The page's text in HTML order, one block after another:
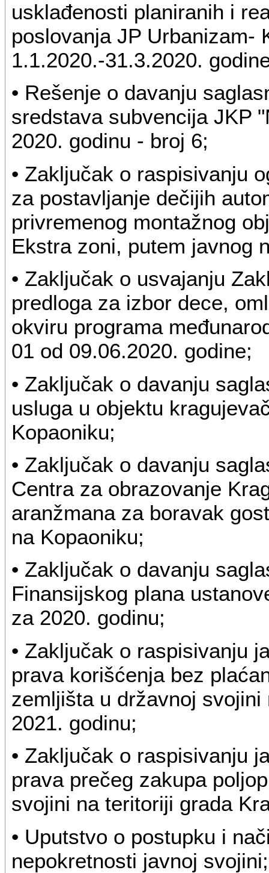
usklađenosti planiranih i
poslovanja JP Urbanizam-
1.1.2020.-31.3.2020.
• Rešenje o davanju
sredstava subvencija JKP
2020. godinu - broj 6;
• Zaključak o raspisivanju
za postavljanje dečijih
privremenog montažnog
Ekstra zoni, putem javnog
• Zaključak o usvajanju
predloga za izbor dece,
okviru programa
01 od 09.06.2020. godine;
• Zaključak o davanju
usluga u objektu
Kopaoniku;
• Zaključak o davanju
Centra za obrazovanje
aranžmana za boravak
na Kopaoniku;
• Zaključak o davanju
Finansijskog plana
za 2020. godinu;
• Zaključak o raspisivanju
prava korišćenja bez
zemljišta u državnoj
2021. godinu;
• Zaključak o raspisivanju
prava prečeg zakupa
svojini na teritoriji grada
• Uputstvo o postupku i
nepokretnosti javnoj svojini;